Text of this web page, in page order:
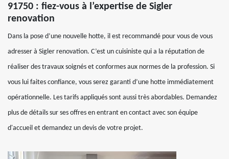
91750 : fiez-vous à l’expertise de Sigler
renovation
Dans la pose d’une nouvelle hotte, il est recommandé pour vous de vous
adresser à Sigler renovation. C’est un cuisiniste qui a la réputation de
réaliser des travaux soignés et conformes aux normes de la profession. Si
vous lui faites confiance, vous serez garanti d’une hotte immédiatement
opérationnelle. Les tarifs appliqués sont aussi très abordables. Demandez
plus de détails sur ses offres en entrant en contact avec son équipe
d'accueil et demandez un devis de votre projet.